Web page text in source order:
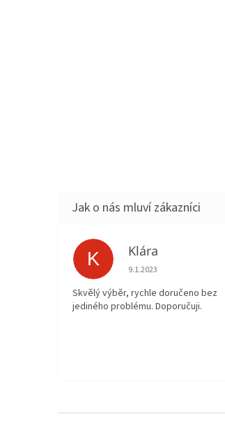
K Klára
Hodnocení obchodu je
9.1.2023
Skvělý výběr, rychle doručeno bez
jediného problému. Doporučuji.